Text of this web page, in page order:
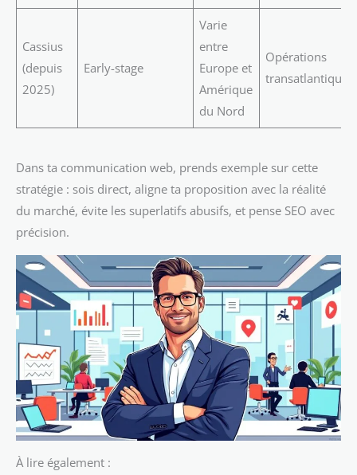
Cassius
(depuis
2025)
Early-stage
Varie
entre
Europe et
Amérique
du Nord
Opérations
transatlantiques
Dans ta communication web, prends exemple sur cette
stratégie : sois direct, aligne ta proposition avec la réalité
du marché, évite les superlatifs abusifs, et pense SEO avec
précision.
À lire également :